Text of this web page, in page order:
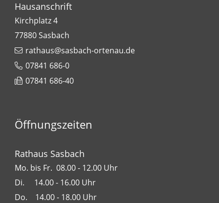
Hausanschrift
Kirchplatz 4
77880Sasbach
rathaus@sasbach-ortenau.de
07841 686-0
07841 686-40
Öffnungszeiten
Rathaus Sasbach
Mo. bis Fr. 08.00 - 12.00 Uhr
Di. 14.00 - 16.00 Uhr
Do. 14.00 - 18.00 Uhr